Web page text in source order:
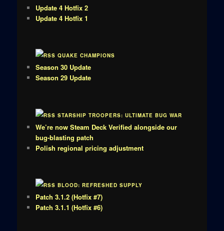
Update 4 Hotfix 2
Update 4 Hotfix 1
QUAKE CHAMPIONS
Season 30 Update
Season 29 Update
STARSHIP TROOPERS: ULTIMATE BUG WAR
We’re now Steam Deck Verified alongside our
bug-blasting patch
Polish regional pricing adjustment
BLOOD: REFRESHED SUPPLY
Patch 3.1.2 (Hotfix #7)
Patch 3.1.1 (Hotfix #6)